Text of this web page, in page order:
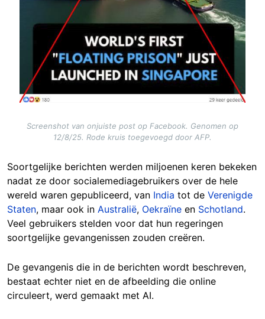
Screenshot van onjuiste post op Facebook. Genomen op
12/8/25. Rode kruis toegevoegd door AFP.
Soortgelijke berichten werden miljoenen keren bekeken
nadat ze door socialemediagebruikers over de hele
wereld waren gepubliceerd, van India tot de Verenigde
Staten, maar ook in Australië, Oekraïne en Schotland.
Veel gebruikers stelden voor dat hun regeringen
soortgelijke gevangenissen zouden creëren.
De gevangenis die in de berichten wordt beschreven,
bestaat echter niet en de afbeelding die online
circuleert, werd gemaakt met AI.